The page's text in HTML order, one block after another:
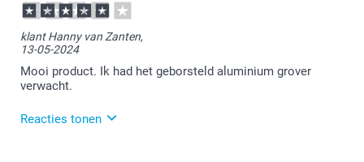
14:39
Dat is goed om te lezen.
Veel plezier ervan!
klant Hanny van Zanten,
13-05-2024
Mooi product. Ik had het geborsteld aluminium grover
verwacht.
Reacties tonen